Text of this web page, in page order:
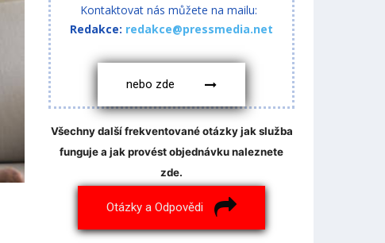
Kontaktovat nás můžete na mailu:
Redakce: redakce@pressmedia.net
nebo zde
Všechny další frekventované otázky jak služba
funguje a jak provést objednávku naleznete
zde.
Otázky a Odpovědi